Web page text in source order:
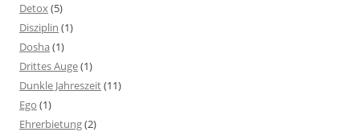
Detox(5)
Disziplin (1)
Dosha(1)
Drittes Auge(1)
Dunkle Jahreszeit(11)
Ego (1)
Ehrerbietung(2)